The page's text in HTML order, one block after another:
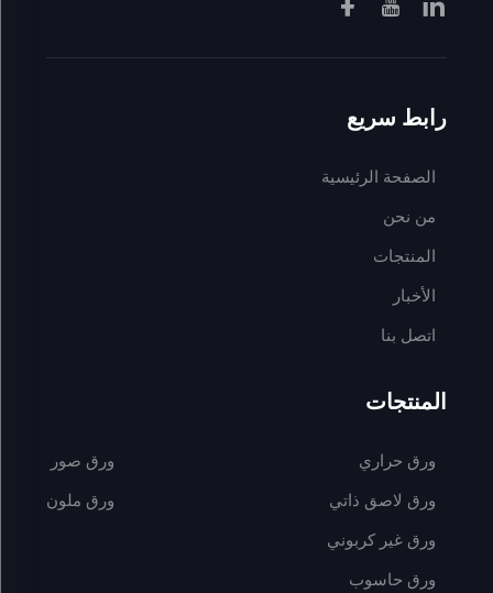
رابط سريع
الصفحة الرئيسية
من نحن
المنتجات
الأخبار
اتصل بنا
المنتجات
ورق حراري
ورق لاصق ذاتي
ورق غير كربوني
ورق حاسوب
ورق صور
ورق ملون